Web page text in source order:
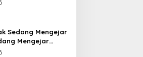
Sedang Mengejar
Mengejar